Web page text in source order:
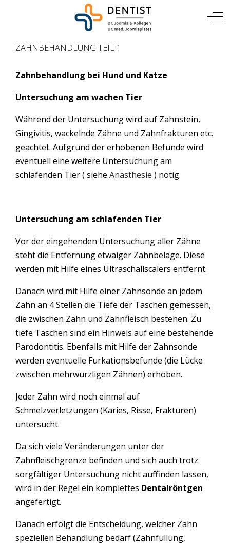
Mobile Menu Toggle
ZAHNBEHANDLUNG TEIL 1
Zahnbehandlung bei Hund und Katze
Untersuchung am wachen Tier
Während der Untersuchung wird auf Zahnstein,
Gingivitis, wackelnde Zähne und Zahnfrakturen etc.
geachtet. Aufgrund der erhobenen Befunde wird
eventuell eine weitere Untersuchung am
schlafenden Tier ( siehe Anästhesie ) nötig.
Untersuchung am schlafenden Tier
Vor der eingehenden Untersuchung aller Zähne
steht die Entfernung etwaiger Zahnbeläge. Diese
werden mit Hilfe eines Ultraschallscalers entfernt.
Danach wird mit Hilfe einer Zahnsonde an jedem
Zahn an 4 Stellen die Tiefe der Taschen gemessen,
die zwischen Zahn und Zahnfleisch bestehen. Zu
tiefe Taschen sind ein Hinweis auf eine bestehende
Parodontitis. Ebenfalls mit Hilfe der Zahnsonde
werden eventuelle Furkationsbefunde (die Lücke
zwischen mehrwurzligen Zähnen) erhoben.
Jeder Zahn wird noch einmal auf
Schmelzverletzungen (Karies, Risse, Frakturen)
untersucht.
Da sich viele Veränderungen unter der
Zahnfleischgrenze befinden und sich auch trotz
sorgfältiger Untersuchung nicht auffinden lassen,
wird in der Regel ein komplettes Dentalröntgen
angefertigt.
Danach erfolgt die Entscheidung, welcher Zahn
speziellen Behandlung bedarf (Zahnfüllung,